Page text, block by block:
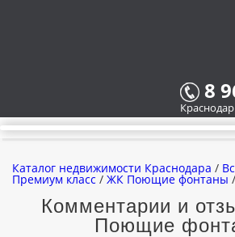
8
ВСЕ
Каталог недвижимости Краснодара /
Премиум класс / ЖК Поющие фонтаны /
Комментарии и
Поющие